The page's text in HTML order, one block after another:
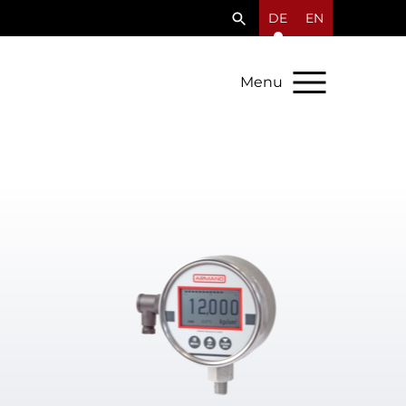
DE EN
Menu